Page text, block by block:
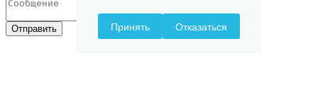
Отправить Принять Отказаться